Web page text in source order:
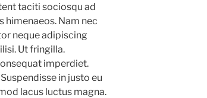
taciti sociosqu ad
Nam nec
neque adipiscing
Ut fringilla.
imperdiet.
in justo eu
lacus luctus magna.